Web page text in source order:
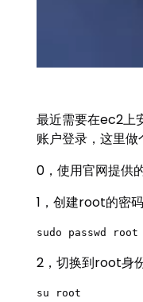
最近需要在ec2上
账户登录，这里做
0，使用官网提供
1，创建root的密
sudo passwd root
2，切换到root身
su root